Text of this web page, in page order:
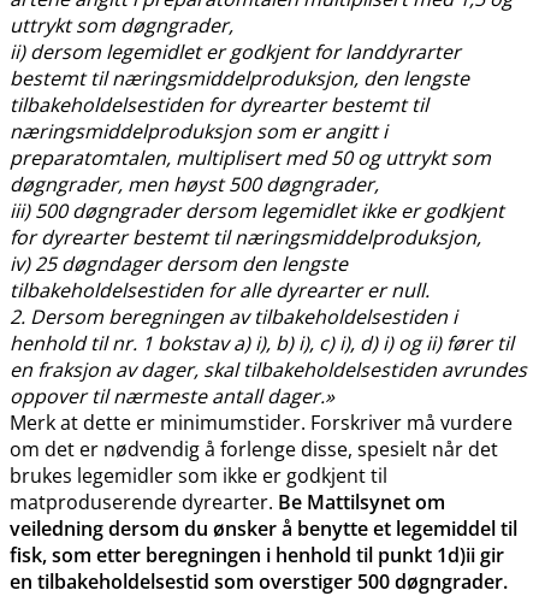
uttrykt som døgngrader,
ii) dersom legemidlet er godkjent for landdyrarter
bestemt til næringsmiddelproduksjon, den lengste
tilbakeholdelsestiden for dyrearter bestemt til
næringsmiddelproduksjon som er angitt i
preparatomtalen, multiplisert med 50 og uttrykt som
døgngrader, men høyst 500 døgngrader,
iii) 500 døgngrader dersom legemidlet ikke er godkjent
for dyrearter bestemt til næringsmiddelproduksjon,
iv) 25 døgndager dersom den lengste
tilbakeholdelsestiden for alle dyrearter er null.
2. Dersom beregningen av tilbakeholdelsestiden i
henhold til nr. 1 bokstav a) i), b) i), c) i), d) i) og ii) fører til
en fraksjon av dager, skal tilbakeholdelsestiden avrundes
oppover til nærmeste antall dager.»
Merk at dette er minimumstider. Forskriver må vurdere
om det er nødvendig å forlenge disse, spesielt når det
brukes legemidler som ikke er godkjent til
matproduserende dyrearter. Be Mattilsynet om
veiledning dersom du ønsker å benytte et legemiddel til
fisk, som etter beregningen i henhold til punkt 1d)ii gir
en tilbakeholdelsestid som overstiger 500 døgngrader.